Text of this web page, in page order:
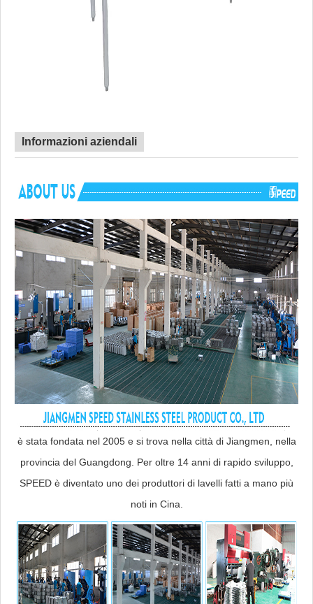
Informazioni aziendali
è stata fondata nel 2005 e si trova nella città di Jiangmen, nella
provincia del Guangdong. Per oltre 14 anni di rapido sviluppo,
SPEED è diventato uno dei produttori di lavelli fatti a mano più
noti in Cina.